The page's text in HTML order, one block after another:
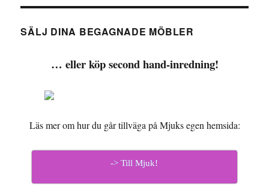
SÄLJ DINA BEGAGNADE MÖBLER
… eller köp second hand-inredning!
Läs mer om hur du går tillväga på Mjuks egen hemsida:
-> Till Mjuk!